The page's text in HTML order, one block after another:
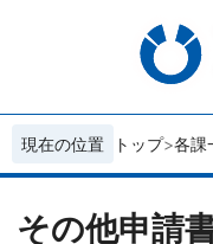
現在の位置 トップ 各課
その他申請